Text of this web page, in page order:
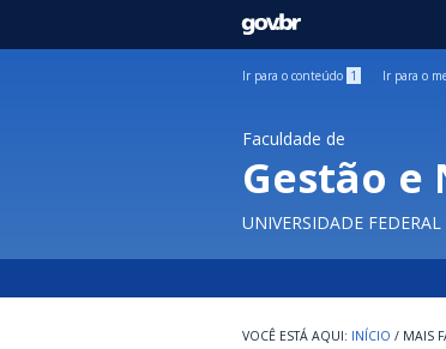
GOVBR
Ir para o conteúdo 1 Ir para o
Faculdade de
Gestão e
UNIVERSIDADE
INÍCIO / MAIS